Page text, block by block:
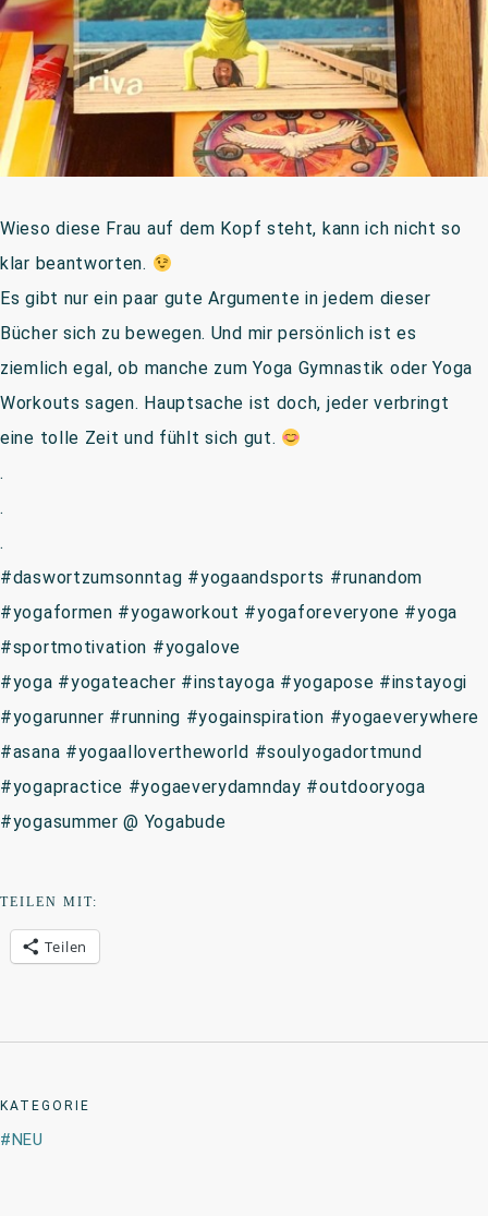
Wieso diese Frau auf dem Kopf steht, kann ich nicht so
klar beantworten.
Es gibt nur ein paar gute Argumente in jedem dieser
Bücher sich zu bewegen. Und mir persönlich ist es
ziemlich egal, ob manche zum Yoga Gymnastik oder Yoga
Workouts sagen. Hauptsache ist doch, jeder verbringt
eine tolle Zeit und fühlt sich gut.
.
.
.
#daswortzumsonntag #yogaandsports #runandom
#yogaformen #yogaworkout #yogaforeveryone #yoga
#sportmotivation #yogalove
#yoga #yogateacher #instayoga #yogapose #instayogi
#yogarunner #running #yogainspiration #yogaeverywhere
#asana #yogaallovertheworld #soulyogadortmund
#yogapractice #yogaeverydamnday #outdooryoga
#yogasummer @ Yogabude
TEILEN MIT:
Teilen
KATEGORIE
NEU